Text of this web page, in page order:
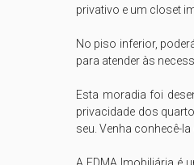
privativo e um closet
No piso inferior,
para atender às
Esta moradia foi
privacidade dos
seu. Venha conhecê-